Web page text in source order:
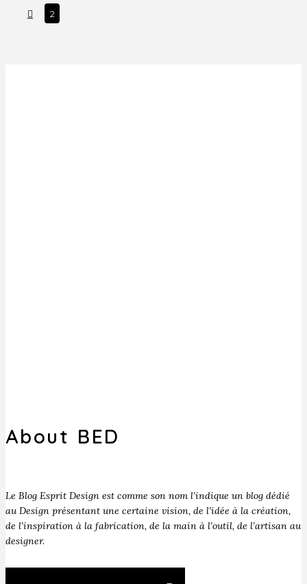
Prev2
About BED
Le Blog Esprit Design est comme son nom l’indique un blog dédié
au Design présentant une certaine vision, de l’idée à la création,
de l’inspiration à la fabrication, de la main à l’outil, de l’artisan au
designer.